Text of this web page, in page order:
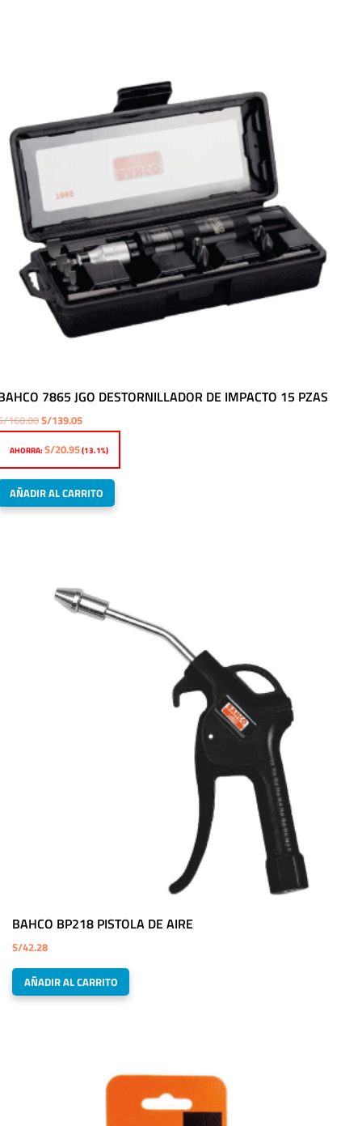
7865 JGO DESTORNILLADOR DE IMPACTO 15 PZAS
160.00El
era:
S/160.00.
S/139.05El
es:
S/139.05.
AHORRA:S/20.95(13.1%)
AÑADIR AL CARRITO
BAHCO BP218 PISTOLA DE AIRE
S/42.28
AÑADIR AL CARRITO